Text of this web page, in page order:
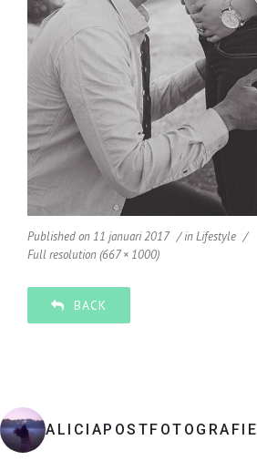
Published on 11 januari 2017 inLifestyle
Full resolution (667 × 1000)
BACK
ALICIAPOSTFOTOGRAFIE